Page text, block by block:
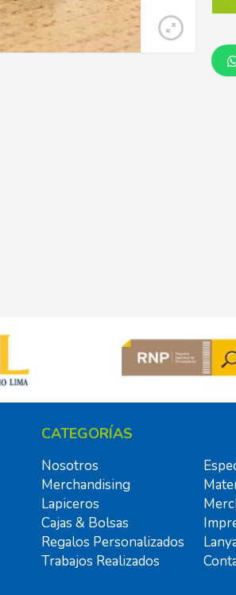
CATEGORÍAS
Nosotros
Merchandising
Lapiceros
Cajas & Bolsas
Regalos Personalizados
Trabajos Realizados